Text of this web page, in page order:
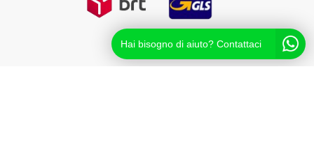
Hai bisogno di aiuto? Contattaci